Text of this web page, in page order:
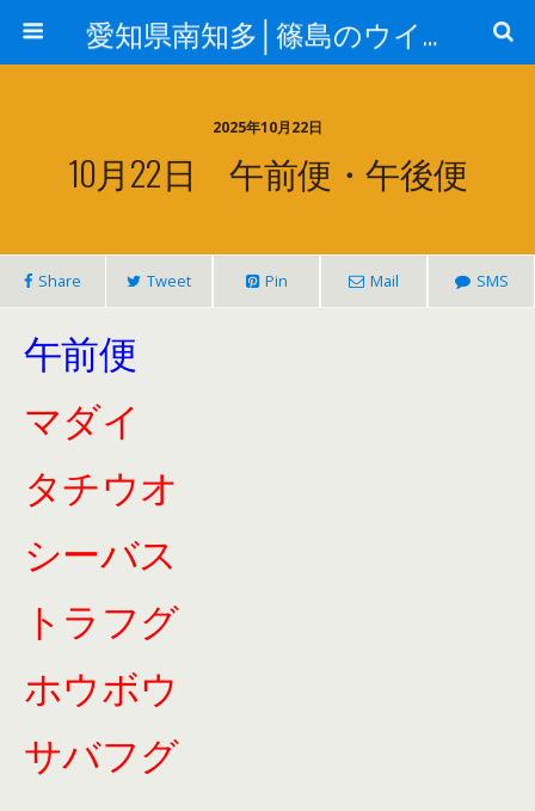
愛知県南知多│篠島のウイングはジギング&エギングガイドの釣り船（ルアー船）です
2025年10月22日
10月22日 午前便・午後便
Share Tweet Pin Mail SMS
午前便
マダイ
タチウオ
シーバス
トラフグ
ホウボウ
サバフグ